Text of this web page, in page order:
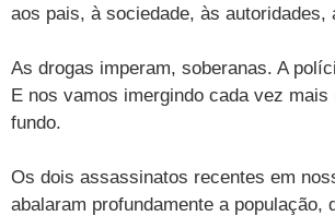
aos pais, à sociedade, às autoridades,
As drogas imperam, soberanas. A
E nos vamos imergindo cada vez mais
fundo.
Os dois assassinatos recentes em
abalaram profundamente a população,